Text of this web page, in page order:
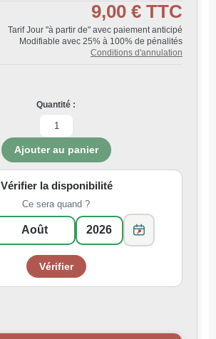
9,00 € TTC
Tarif Jour "à partir de" avec paiement anticipé
Modifiable avec 25% à 100% de pénalités
Conditions d'annulation
Quantité :
Vérifier la disponibilité
Ce sera quand ?